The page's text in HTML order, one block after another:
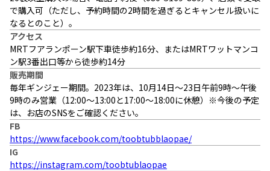
で購入可（ただし、予約時間の2時間を過ぎるとキャンセル扱いに
なるとのこと）。
アクセス
MRTフアランポーン駅下車徒歩約16分、またはMRTワットマンコ
ン駅3番出口等から徒歩約14分
販売期間
毎年ギンジェー期間。2023年は、10月14日～23日午前9時～午後
9時のみ営業（12:00～13:00と17:00～18:00に休憩）※今後の予定
は、お店のSNSをご確認ください。
FB
https://www.facebook.com/toobtubblaopae/
IG
https://instagram.com/toobtublaopae